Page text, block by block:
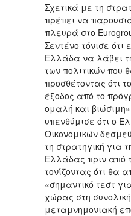
Σχετικά με τη
πρέπει να
πλευρά στο
Σεντένο τόνισε ότι
Ελλάδα να λάβει
των πολιτικών που
προσθέτοντας ότι
έξοδος από το
ομαλή και
υπενθύμισε ότι ο
Οικονομικών
τη στρατηγική για
Ελλάδας πριν από
τονίζοντας ότι θα
«σημαντικό τεστ
χώρας στη
μεταμνημονιακή